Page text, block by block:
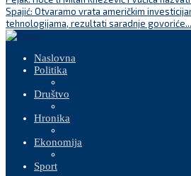
Spajić: Otvaramo vrata američkim
tehnologijama, rezultati saradnje govoriće...
Naslovna
Politika
Društvo
Hronika
Ekonomija
Sport